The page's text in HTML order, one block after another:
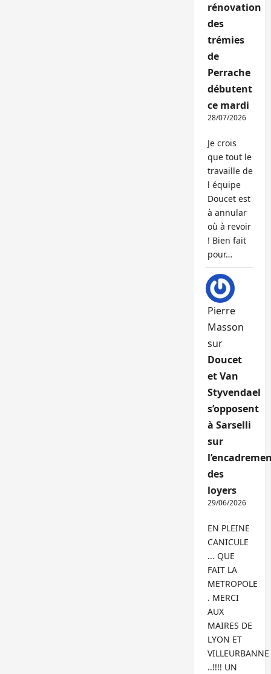
rénovation
des
trémies
de
Perrache
débutent
ce mardi
28/07/2026
Je crois
que tout le
travaille de
l équipe
Doucet est
à annular
où à revoir
! Bien fait
pour…
Pierre
Masson
sur
Doucet
et Van
Styvendael
s’opposent
à Sarselli
sur
des
loyers
29/06/2026
EN PLEINE
CANICULE
... QUE
FAIT LA
METROPOLE
. MERCI
AUX
MAIRES DE
LYON ET
VILLEURBANNE
..!!!! UN